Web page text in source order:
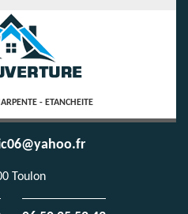
- ETANCHEITE
Toulon